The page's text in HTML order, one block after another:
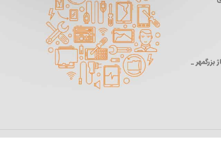
_